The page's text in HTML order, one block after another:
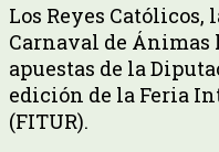
Los Reyes
Carnaval de Ánimas
apuestas de la
edición de la Feria
(FITUR).